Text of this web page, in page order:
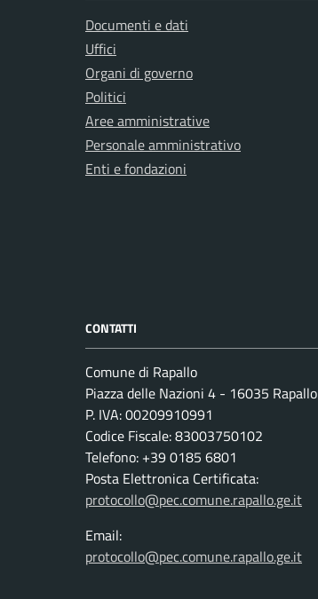
Documenti e dati
Uffici
Organi di governo
Politici
Aree amministrative
Personale amministrativo
Enti e fondazioni
CONTATTI
Comune di Rapallo
Piazza delle Nazioni 4 - 16035 Rapallo
P. IVA: 00209910991
Codice Fiscale: 83003750102
Telefono: +39 0185 6801
Posta Elettronica Certificata:
protocollo@pec.comune.rapallo.ge.it
Email:
protocollo@pec.comune.rapallo.ge.it